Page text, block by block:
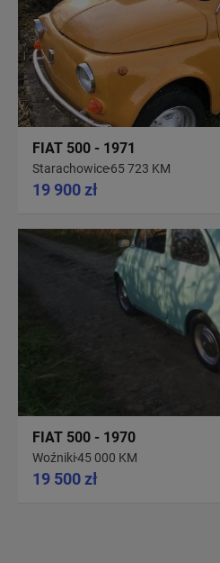
FIAT 500 - 1971
Starachowice65 723 KM
19 900 zł
FIAT 500 - 1970
Woźniki45 000 KM
19 500 zł